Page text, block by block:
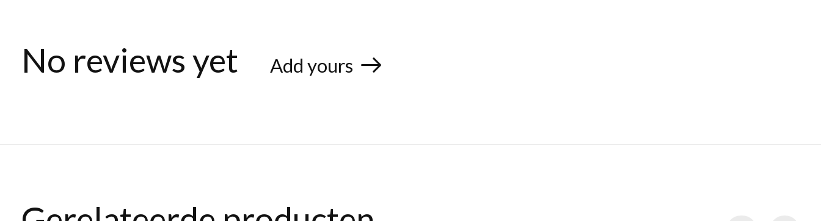
No reviews yet Add yours